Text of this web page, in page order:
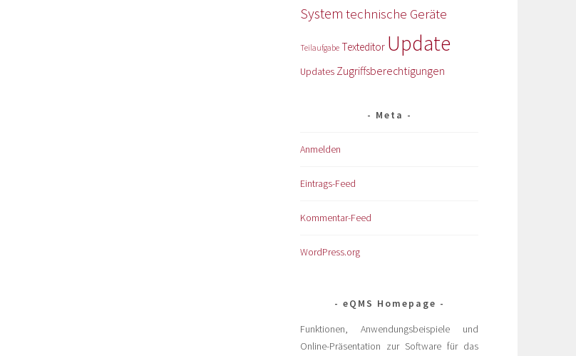
System technische Geräte
Teilaufgabe Texteditor Update
Updates Zugriffsberechtigungen
Meta
Anmelden
Eintrags-Feed
Kommentar-Feed
WordPress.org
eQMS Homepage
Funktionen, Anwendungsbeispiele und
Online-Präsentation zur Software für das